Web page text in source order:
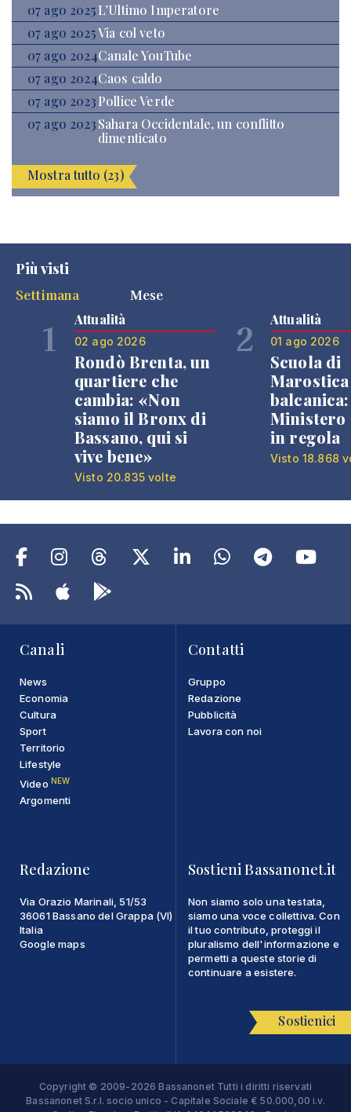
07 ago 2025 L’Ultimo Imperatore
07 ago 2025Via col veto
07 ago 2024Canale YouTube
07 ago 2024Caos caldo
07 ago 2023Pollice Verde
07 ago 2023Sahara Occidentale, un conflitto
dimenticato
Mostra tutto (23)
Più visti
Settimana
Mese
1 Attualità
02 ago 2026
Rondò Brenta, un
quartiere che
cambia: «Non
siamo il Bronx di
Bassano, qui si
vive bene»
Visto 20.835 volte
2 Attualità
01 ago 2026
Scuola di
Ministero
in regola
Visto 18.868
Canali
News
Economia
Cultura
Sport
Territorio
Lifestyle
Video NEW
Argomenti
Contatti
Gruppo
Redazione
Pubblicità
Lavora con noi
Redazione
Via Orazio Marinali, 51/53
36061 Bassano del Grappa (VI)
Italia
Google maps
Sostieni Bassanonet.it
Non siamo solo una testata,
siamo una voce collettiva. Con
il tuo contributo, proteggi il
pluralismo dell'informazione e
permetti a queste storie di
continuare a esistere.
Sostienici
Copyright © 2009-2026 Bassanonet Tutti i diritti riservati
Bassanonet S.r.l. socio unico - Capitale Sociale € 50.000,00 i.v.